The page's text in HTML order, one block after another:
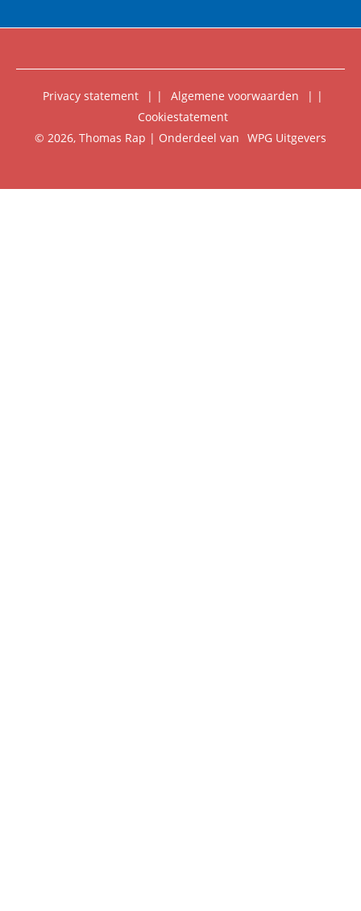
Nieuwsbrief
Foreign Rights
Privacy statement | Algemene voorwaarden
|
Cookiestatement
© 2026, Thomas Rap | Onderdeel van WPG Uitgevers